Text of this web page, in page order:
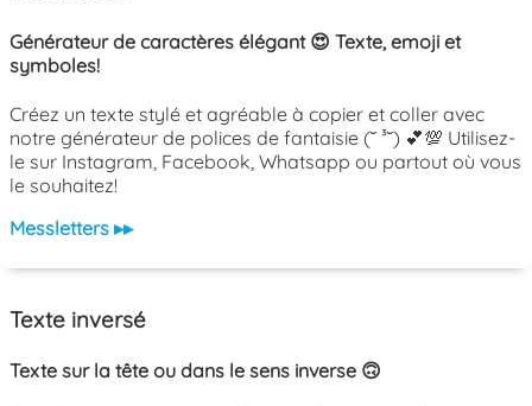
Générateur de caractères élégant 😍 Texte, emoji et
symboles!
Créez un texte stylé et agréable à copier et coller avec
notre générateur de polices de fantaisie (˘ ³˘) 💕💯 Utilisez-
le sur Instagram, Facebook, Whatsapp ou partout où vous
le souhaitez!
Messletters ▸▸
Texte inversé
Texte sur la tête ou dans le sens inverse 🙃